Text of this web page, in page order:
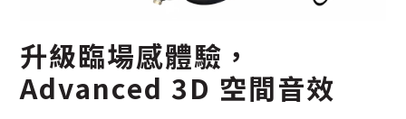
升級臨場感體驗，
Advanced 3D 空間音效